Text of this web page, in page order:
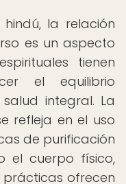
la relación
es un aspecto
tienen
el equilibrio
integral. La
refleja en el uso
de purificación
el cuerpo físico,
prácticas ofrecen